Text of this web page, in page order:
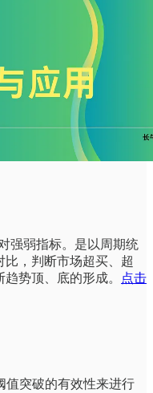
强弱指标。是以周期统
，判断市场超买、超
势顶、底的形成。
点击
值突破的有效性来进行